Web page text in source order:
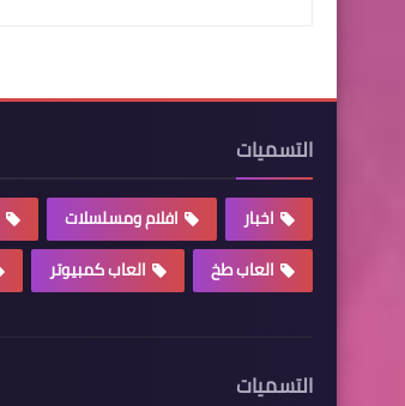
التسميات
اخبار افلام ومسلسلات
العاب طخ
العاب كمبيوتر
التسميات